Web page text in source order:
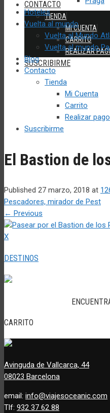
CONTACTO
TIENDA
MI CUENTA
CARRITO
REALIZAR
SUSCRIBIRME
Hoteles
Vuelta al mundo
Vuelta al Mundo
Vuelta al mundo
Blog
Contacto
Tienda
Mi Cuenta
Carrito
Realizar pago
Suscribirme
El Bastion de
Published 27 marzo, 2018 at
Pescadores, mirador de Pest
← Previous
X
DESTINOS
CARRITO
Avinguda de Vallcarca, 44
08023 Barcelona
email: info@viajesoceanic.com
Tlf: 932 37 62 88